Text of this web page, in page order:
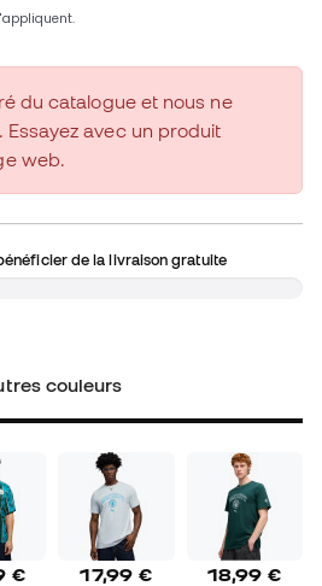
du catalogue et nous ne
Essayez avec un produit
web.
de la livraison gratuite
couleurs
€ 17,99 € 18,99 €